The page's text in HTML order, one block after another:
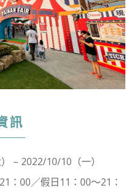
訊
– 2022/10/10（一）
：00／假日11：00～21：